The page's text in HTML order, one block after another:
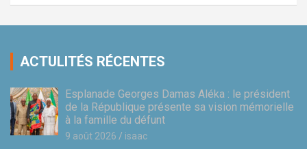
ACTULITÉS RÉCENTES
Esplanade Georges Damas Aléka : le président
de la République présente sa vision mémorielle
à la famille du défunt
9 août 2026 isaac